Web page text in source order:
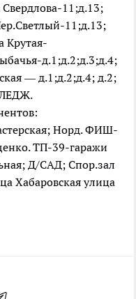
11;д.13;
11;д.13;
Крутая-
д.1;д.2;д.3;д.4;
— д.1;д.2;д.4; д.2;
Норд. ФИШ-
ТП-39-гаражи
Д/САД; Спор.зал
Хабаровская улица